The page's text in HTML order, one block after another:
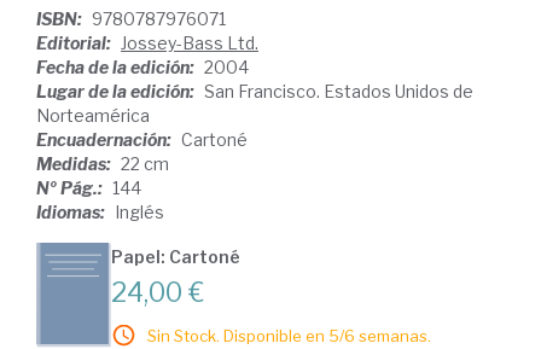
ISBN: 9780787976071
Editorial: Jossey-Bass Ltd.
Fecha de la edición: 2004
Lugar de la edición: San Francisco. Estados Unidos de
Norteamérica
Encuadernación: Cartoné
Medidas: 22 cm
Nº Pág.: 144
Idiomas: Inglés
Papel: Cartoné
24,00 €
Sin Stock. Disponible en 5/6 semanas.